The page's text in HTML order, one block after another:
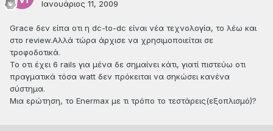
Ιανουάριος 11, 2009
Grace δεν είπα οτι η dc-to-dc είναι νέα τεχνολογία, το λέω και
στο review.Αλλά τώρα άρχισε να χρησιμοποιείται σε
τροφοδοτικά.
Το οτι έχει 6 rails για μένα δε σημαίνει κάτι, γιατί πιστεύω οτι
πραγματικά τόσα watt δεν πρόκειται να σηκώσει κανένα
σύστημα.
Μια ερώτηση, το Enermax με τι τρόπο το τεστάρεις(εξοπλισμό)?